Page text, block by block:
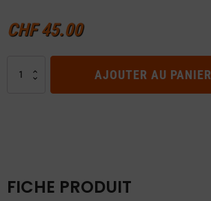
CHF45.00
AJOUTER AU PANIER
FICHE PRODUIT